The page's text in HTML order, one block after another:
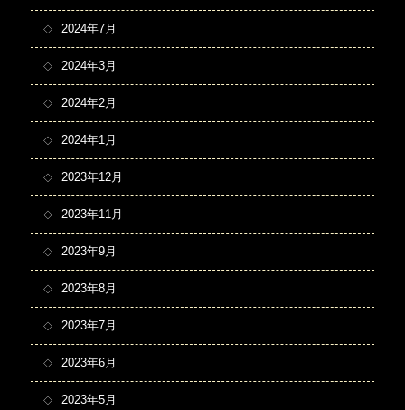
2024年7月
2024年3月
2024年2月
2024年1月
2023年12月
2023年11月
2023年9月
2023年8月
2023年7月
2023年6月
2023年5月